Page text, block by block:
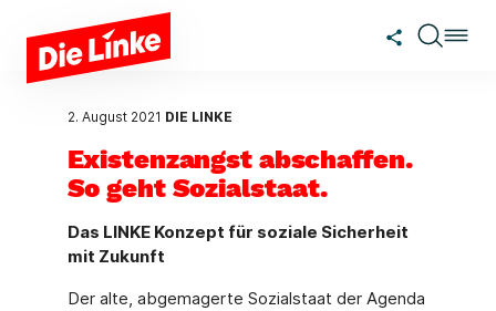
Zum Hauptinhalt springen
2. August 2021 DIE LINKE
Existenzangst abschaffen.
So geht Sozialstaat.
Das LINKE Konzept für soziale Sicherheit
mit Zukunft
Der alte, abgemagerte Sozialstaat der Agenda